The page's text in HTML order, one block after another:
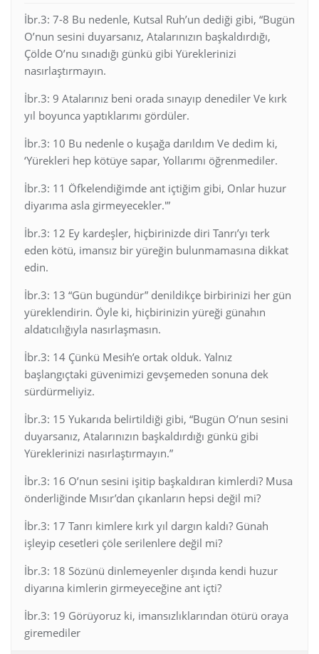
İbr.3: 7-8 Bu nedenle, Kutsal Ruh’un dediği gibi, “Bugün
O’nun sesini duyarsanız, Atalarınızın başkaldırdığı,
Çölde O’nu sınadığı günkü gibi Yüreklerinizi
nasırlaştırmayın.
İbr.3: 9 Atalarınız beni orada sınayıp denediler Ve kırk
yıl boyunca yaptıklarımı gördüler.
İbr.3: 10 Bu nedenle o kuşağa darıldım Ve dedim ki,
‘Yürekleri hep kötüye sapar, Yollarımı öğrenmediler.
İbr.3: 11 Öfkelendiğimde ant içtiğim gibi, Onlar huzur
diyarıma asla girmeyecekler.'”
İbr.3: 12 Ey kardeşler, hiçbirinizde diri Tanrı’yı terk
eden kötü, imansız bir yüreğin bulunmamasına dikkat
edin.
İbr.3: 13 “Gün bugündür” denildikçe birbirinizi her gün
yüreklendirin. Öyle ki, hiçbirinizin yüreği günahın
aldatıcılığıyla nasırlaşmasın.
İbr.3: 14 Çünkü Mesih’e ortak olduk. Yalnız
başlangıçtaki güvenimizi gevşemeden sonuna dek
sürdürmeliyiz.
İbr.3: 15 Yukarıda belirtildiği gibi, “Bugün O’nun sesini
duyarsanız, Atalarınızın başkaldırdığı günkü gibi
Yüreklerinizi nasırlaştırmayın.”
İbr.3: 16 O’nun sesini işitip başkaldıran kimlerdi? Musa
önderliğinde Mısır’dan çıkanların hepsi değil mi?
İbr.3: 17 Tanrı kimlere kırk yıl dargın kaldı? Günah
işleyip cesetleri çöle serilenlere değil mi?
İbr.3: 18 Sözünü dinlemeyenler dışında kendi huzur
diyarına kimlerin girmeyeceğine ant içti?
İbr.3: 19 Görüyoruz ki, imansızlıklarından ötürü oraya
giremediler